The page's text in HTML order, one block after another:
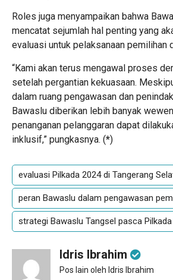
Roles juga menyampaikan bahwa
mencatat sejumlah hal penting yang
evaluasi untuk pelaksanaan pemilihan
“Kami akan terus mengawal proses
setelah pergantian kekuasaan.
dalam ruang pengawasan dan
Bawaslu diberikan lebih banyak
penanganan pelanggaran dapat
inklusif,” pungkasnya. (*)
evaluasi Pilkada 2024 di Tangerang
peran Bawaslu dalam pengawasan
strategi Bawaslu Tangsel pasca
Idris Ibrahim
Pos lain oleh Idris Ibrahim